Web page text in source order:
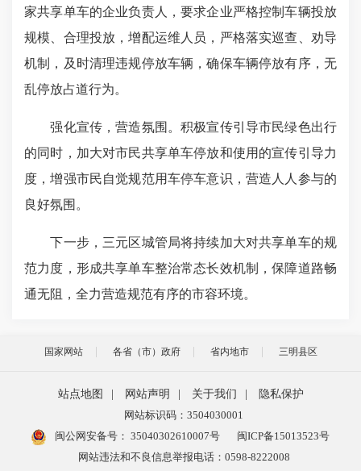
家共享单车的企业负责人，要求企业严格控制车辆投放
规模、合理投放，增配运维人员，严格落实巡查、劝导
机制，及时清理违规停放车辆，确保车辆停放有序，无
乱停放占道行为。
强化宣传，营造氛围。积极宣传引导市民绿色出行
的同时，加大对市民共享单车停放和使用的宣传引导力
度，增强市民自觉规范用车停车意识，营造人人参与的
良好氛围。
下一步，三元区城管局将持续加大对共享单车的规
范力度，形成共享单车整治常态长效机制，保障道路畅
通无阻，全力营造规范有序的市容环境。
国家网站 各省（市）政府 省内地市 三明县区
站点地图 网站声明 关于我们
隐私保护
网站标识码：3504030001
闽公网安备号： 35040302610007号
闽ICP备15013523号
网站违法和不良信息举报电话：0598-8222008